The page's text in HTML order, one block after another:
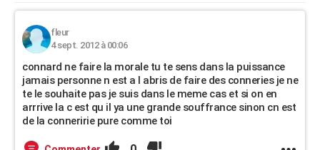
fleur
4 sept. 2012 à 00:06
connard ne faire la morale tu te sens dans la puissance
jamais personne n est a l abris de faire des conneries je ne
te le souhaite pas je suis dans le meme cas et si on en
arrrive la c est qu il ya une grande souffrance sinon cn est
de la conneririe pure comme toi